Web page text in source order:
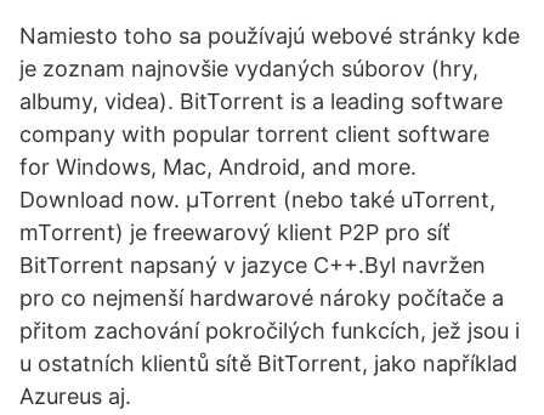
Namiesto toho sa používajú webové stránky kde
je zoznam najnovšie vydaných súborov (hry,
albumy, videa). BitTorrent is a leading software
company with popular torrent client software
for Windows, Mac, Android, and more.
Download now. μTorrent (nebo také uTorrent,
mTorrent) je freewarový klient P2P pro síť
BitTorrent napsaný v jazyce C++.Byl navržen
pro co nejmenší hardwarové nároky počítače a
přitom zachování pokročilých funkcích, jež jsou i
u ostatních klientů sítě BitTorrent, jako například
Azureus aj.